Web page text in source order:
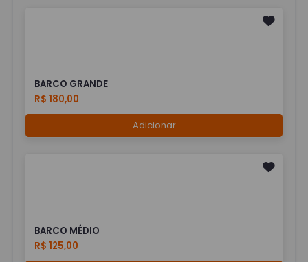
BARCO GRANDE
R$ 180,00
Adicionar
BARCO MÉDIO
R$ 125,00